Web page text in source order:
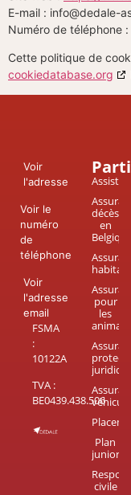
E-mail : info@dedale-
Numéro de téléphone
Cette politique de
cookiedatabase.org
Voir
l'adresse
Voir le
numéro
de
téléphone
Voir
l'adresse
email
FSMA
:
10122A
TVA :
BE0439.438.506
décès
en
Belgique
pour
les
animaux
juridique
véhicule
Plan
junior
civile